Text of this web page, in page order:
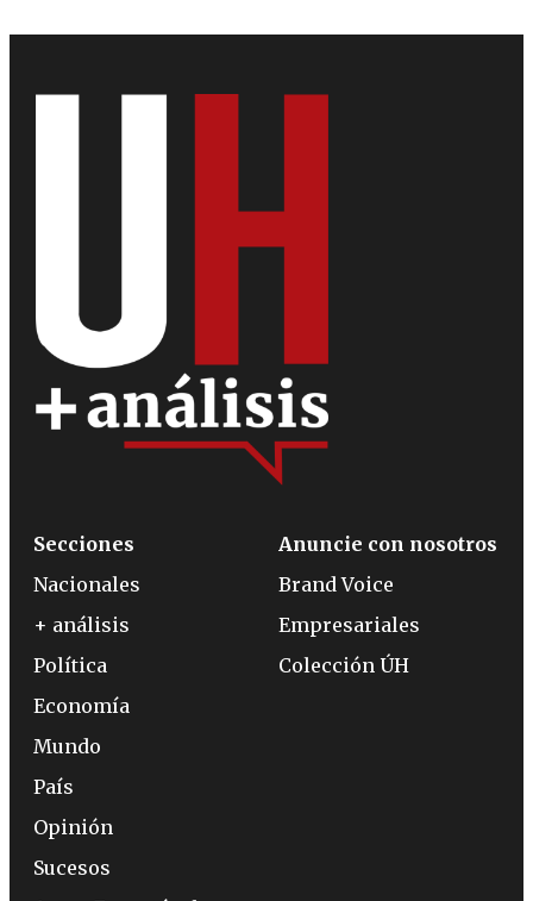
Secciones
Nacionales
+ análisis
Política
Economía
Mundo
País
Opinión
Sucesos
Anuncie con nosotros
Brand Voice
Empresariales
Colección ÚH